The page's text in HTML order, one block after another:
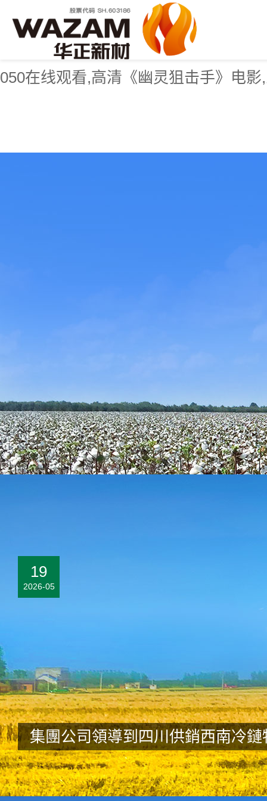
满江红完整版观看免费,美景之屋6:我
的秘密在线观看,速度与激情10免费国
050在线观看,高清《幽灵狙击手》电
集團公司領導到四川供銷西南冷
布人事任命 督導經營整改工作
19
2026-05
集團要聞